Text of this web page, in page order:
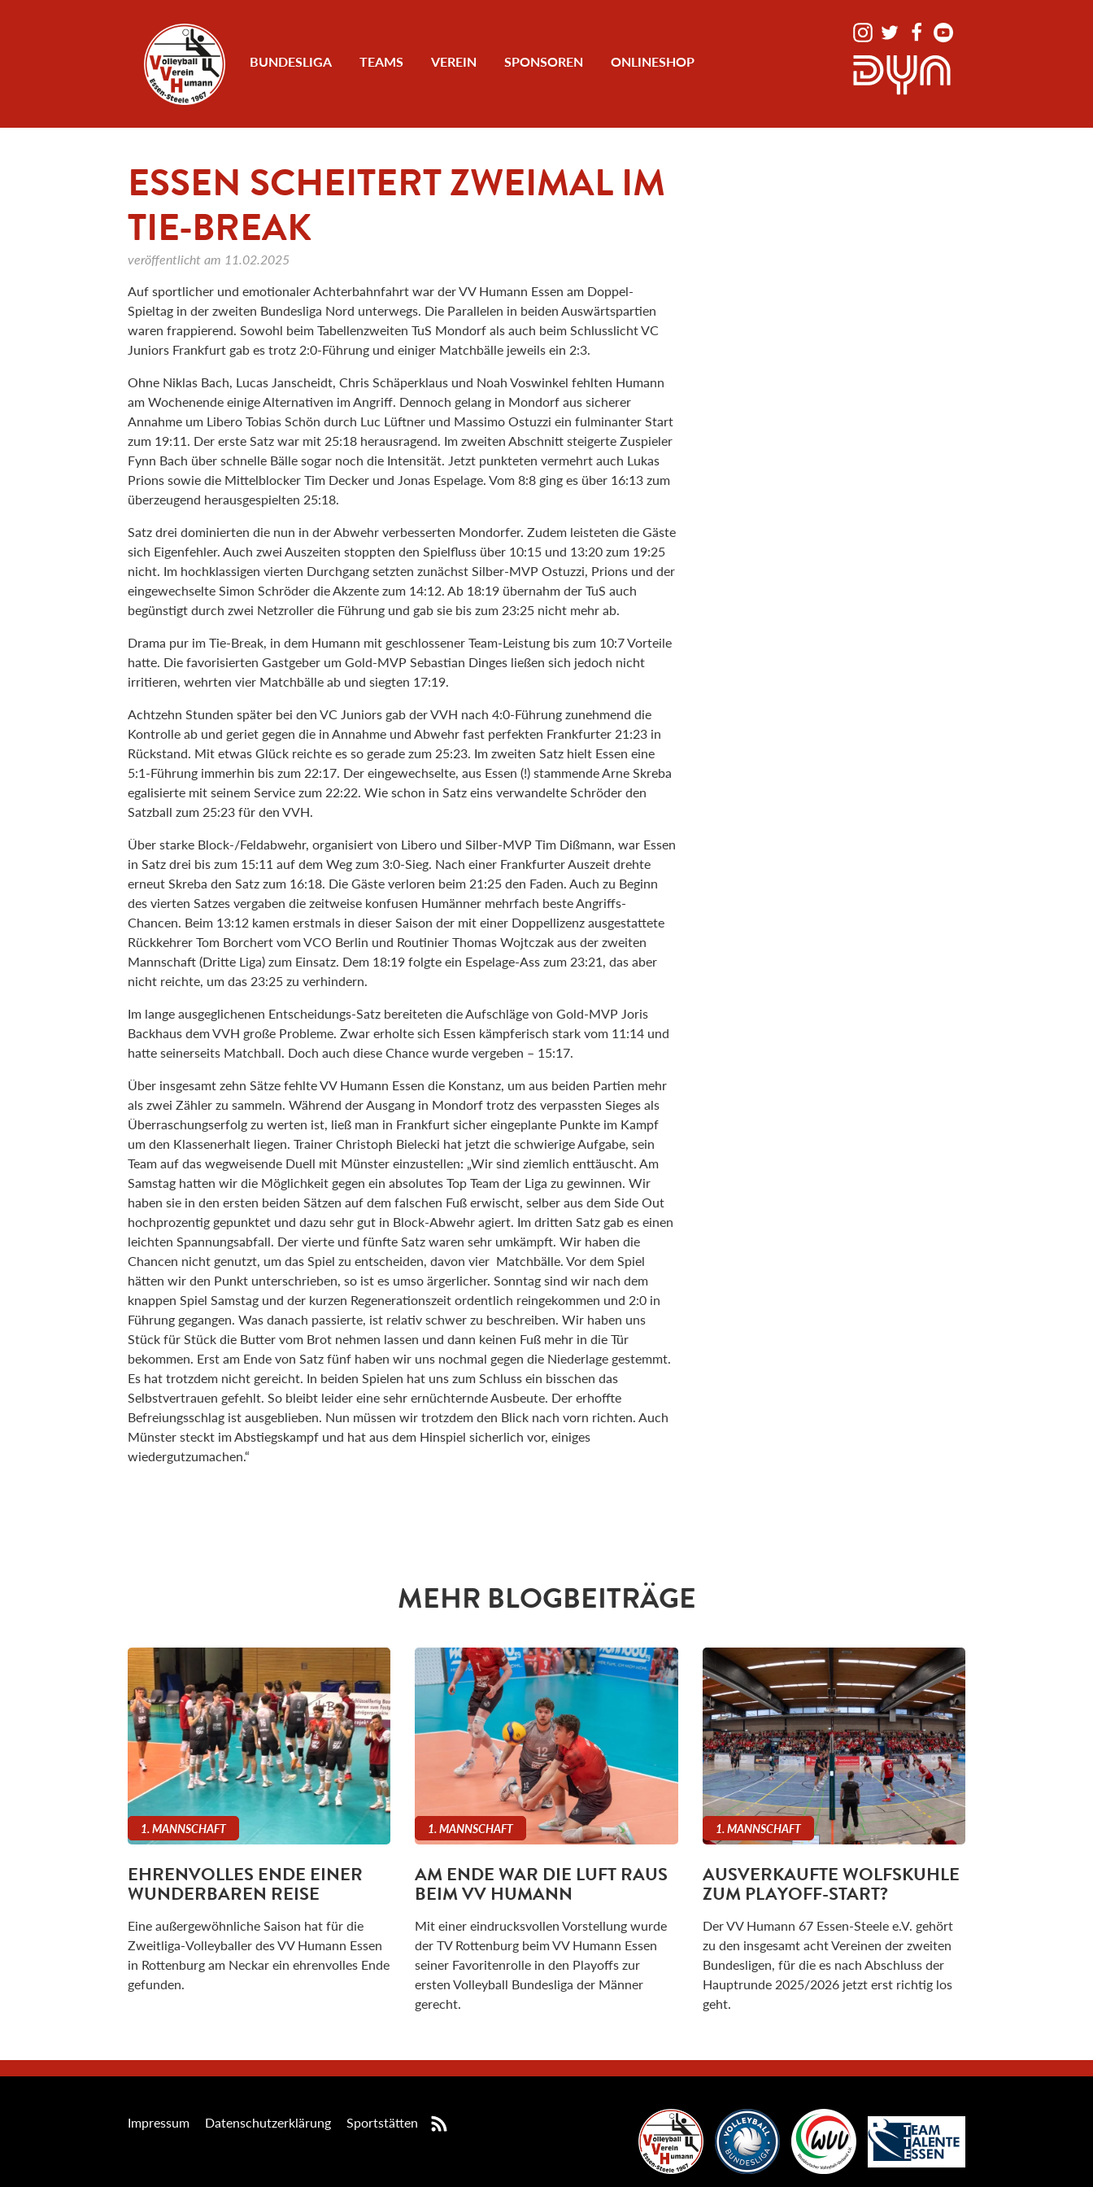
BUNDESLIGA TEAMS VEREIN SPONSOREN ONLINESHOP
ESSEN SCHEITERT ZWEIMAL IM
TIE-BREAK
veröffentlicht am 11.02.2025
Auf sportlicher und emotionaler Achterbahnfahrt war der VV Humann Essen am Doppel-
Spieltag in der zweiten Bundesliga Nord unterwegs. Die Parallelen in beiden Auswärtspartien
waren frappierend. Sowohl beim Tabellenzweiten TuS Mondorf als auch beim Schlusslicht VC
Juniors Frankfurt gab es trotz 2:0-Führung und einiger Matchbälle jeweils ein 2:3.
Ohne Niklas Bach, Lucas Janscheidt, Chris Schäperklaus und Noah Voswinkel fehlten Humann
am Wochenende einige Alternativen im Angriff. Dennoch gelang in Mondorf aus sicherer
Annahme um Libero Tobias Schön durch Luc Lüftner und Massimo Ostuzzi ein fulminanter Start
zum 19:11. Der erste Satz war mit 25:18 herausragend. Im zweiten Abschnitt steigerte Zuspieler
Fynn Bach über schnelle Bälle sogar noch die Intensität. Jetzt punkteten vermehrt auch Lukas
Prions sowie die Mittelblocker Tim Decker und Jonas Espelage. Vom 8:8 ging es über 16:13 zum
überzeugend herausgespielten 25:18.
Satz drei dominierten die nun in der Abwehr verbesserten Mondorfer. Zudem leisteten die Gäste
sich Eigenfehler. Auch zwei Auszeiten stoppten den Spielfluss über 10:15 und 13:20 zum 19:25
nicht. Im hochklassigen vierten Durchgang setzten zunächst Silber-MVP Ostuzzi, Prions und der
eingewechselte Simon Schröder die Akzente zum 14:12. Ab 18:19 übernahm der TuS auch
begünstigt durch zwei Netzroller die Führung und gab sie bis zum 23:25 nicht mehr ab.
Drama pur im Tie-Break, in dem Humann mit geschlossener Team-Leistung bis zum 10:7 Vorteile
hatte. Die favorisierten Gastgeber um Gold-MVP Sebastian Dinges ließen sich jedoch nicht
irritieren, wehrten vier Matchbälle ab und siegten 17:19.
Achtzehn Stunden später bei den VC Juniors gab der VVH nach 4:0-Führung zunehmend die
Kontrolle ab und geriet gegen die in Annahme und Abwehr fast perfekten Frankfurter 21:23 in
Rückstand. Mit etwas Glück reichte es so gerade zum 25:23. Im zweiten Satz hielt Essen eine
5:1-Führung immerhin bis zum 22:17. Der eingewechselte, aus Essen (!) stammende Arne Skreba
egalisierte mit seinem Service zum 22:22. Wie schon in Satz eins verwandelte Schröder den
Satzball zum 25:23 für den VVH.
Über starke Block-/Feldabwehr, organisiert von Libero und Silber-MVP Tim Dißmann, war Essen
in Satz drei bis zum 15:11 auf dem Weg zum 3:0-Sieg. Nach einer Frankfurter Auszeit drehte
erneut Skreba den Satz zum 16:18. Die Gäste verloren beim 21:25 den Faden. Auch zu Beginn
des vierten Satzes vergaben die zeitweise konfusen Humänner mehrfach beste Angriffs-
Chancen. Beim 13:12 kamen erstmals in dieser Saison der mit einer Doppellizenz ausgestattete
Rückkehrer Tom Borchert vom VCO Berlin und Routinier Thomas Wojtczak aus der zweiten
Mannschaft (Dritte Liga) zum Einsatz. Dem 18:19 folgte ein Espelage-Ass zum 23:21, das aber
nicht reichte, um das 23:25 zu verhindern.
Im lange ausgeglichenen Entscheidungs-Satz bereiteten die Aufschläge von Gold-MVP Joris
Backhaus dem VVH große Probleme. Zwar erholte sich Essen kämpferisch stark vom 11:14 und
hatte seinerseits Matchball. Doch auch diese Chance wurde vergeben – 15:17.
Über insgesamt zehn Sätze fehlte VV Humann Essen die Konstanz, um aus beiden Partien mehr
als zwei Zähler zu sammeln. Während der Ausgang in Mondorf trotz des verpassten Sieges als
Überraschungserfolg zu werten ist, ließ man in Frankfurt sicher eingeplante Punkte im Kampf
um den Klassenerhalt liegen. Trainer Christoph Bielecki hat jetzt die schwierige Aufgabe, sein
Team auf das wegweisende Duell mit Münster einzustellen: „Wir sind ziemlich enttäuscht. Am
Samstag hatten wir die Möglichkeit gegen ein absolutes Top Team der Liga zu gewinnen. Wir
haben sie in den ersten beiden Sätzen auf dem falschen Fuß erwischt, selber aus dem Side Out
hochprozentig gepunktet und dazu sehr gut in Block-Abwehr agiert. Im dritten Satz gab es einen
leichten Spannungsabfall. Der vierte und fünfte Satz waren sehr umkämpft. Wir haben die
Chancen nicht genutzt, um das Spiel zu entscheiden, davon vier Matchbälle. Vor dem Spiel
hätten wir den Punkt unterschrieben, so ist es umso ärgerlicher. Sonntag sind wir nach dem
knappen Spiel Samstag und der kurzen Regenerationszeit ordentlich reingekommen und 2:0 in
Führung gegangen. Was danach passierte, ist relativ schwer zu beschreiben. Wir haben uns
Stück für Stück die Butter vom Brot nehmen lassen und dann keinen Fuß mehr in die Tür
bekommen. Erst am Ende von Satz fünf haben wir uns nochmal gegen die Niederlage gestemmt.
Es hat trotzdem nicht gereicht. In beiden Spielen hat uns zum Schluss ein bisschen das
Selbstvertrauen gefehlt. So bleibt leider eine sehr ernüchternde Ausbeute. Der erhoffte
Befreiungsschlag ist ausgeblieben. Nun müssen wir trotzdem den Blick nach vorn richten. Auch
Münster steckt im Abstiegskampf und hat aus dem Hinspiel sicherlich vor, einiges
wiedergutzumachen.“
MEHR BLOGBEITRÄGE
1. MANNSCHAFT
EHRENVOLLES ENDE EINER
WUNDERBAREN REISE
Eine außergewöhnliche Saison hat für die
Zweitliga-Volleyballer des VV Humann Essen
in Rottenburg am Neckar ein ehrenvolles Ende
gefunden.
1. MANNSCHAFT
AM ENDE WAR DIE LUFT RAUS
BEIM VV HUMANN
Mit einer eindrucksvollen Vorstellung wurde
der TV Rottenburg beim VV Humann Essen
seiner Favoritenrolle in den Playoffs zur
ersten Volleyball Bundesliga der Männer
gerecht.
1. MANNSCHAFT
AUSVERKAUFTE WOLFSKUHLE
ZUM PLAYOFF-START?
Der VV Humann 67 Essen-Steele e.V. gehört
zu den insgesamt acht Vereinen der zweiten
Bundesligen, für die es nach Abschluss der
Hauptrunde 2025/2026 jetzt erst richtig los
geht.
Impressum Datenschutzerklärung Sportstätten